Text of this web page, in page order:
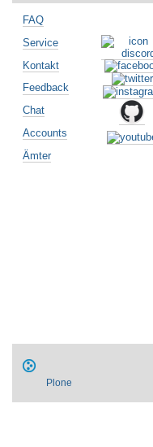
FAQ
Service
Kontakt
Feedback
Chat
Accounts
Ämter
Plone